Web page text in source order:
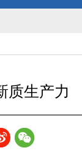
质生产力